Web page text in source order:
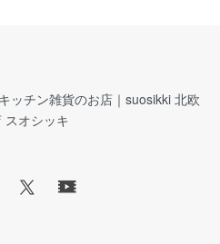
ッチン雑貨のお店｜suosikki 北欧
スオシッキ